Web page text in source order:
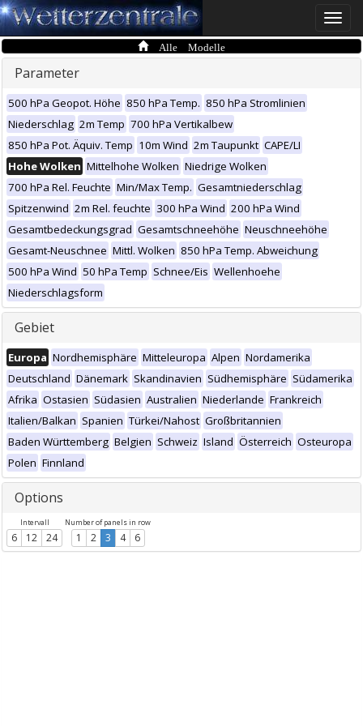
Toggle
Alle Modelle
Parameter
500 hPa Geopot. Höhe 850 hPa Temp. 850 hPa Stromlinien
Niederschlag 2m Temp 700 hPa Vertikalbew
850 hPa Pot. Äquiv. Temp 10m Wind 2m Taupunkt CAPE/LI
Hohe Wolken Mittelhohe Wolken Niedrige Wolken
700 hPa Rel. Feuchte Min/Max Temp. Gesamtniederschlag
Spitzenwind 2m Rel. feuchte 300 hPa Wind 200 hPa Wind
Gesamtbedeckungsgrad Gesamtschneehöhe Neuschneehöhe
Gesamt-Neuschnee Mittl. Wolken 850 hPa Temp. Abweichung
500 hPa Wind 50 hPa Temp Schnee/Eis Wellenhoehe
Niederschlagsform
Gebiet
Europa Nordhemisphäre Mitteleuropa Alpen Nordamerika
Deutschland Dänemark Skandinavien Südhemisphäre Südamerika
Afrika Ostasien Südasien Australien Niederlande Frankreich
Italien/Balkan Spanien Türkei/Nahost Großbritannien
Baden Württemberg Belgien Schweiz Island Österreich Osteuropa
Polen Finnland
Options
Intervall
6 12 24
Number of panels in row
1 2 3 4 6